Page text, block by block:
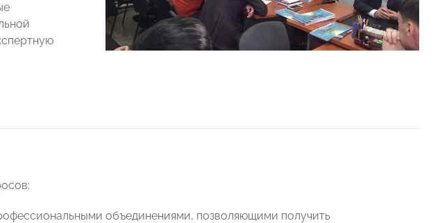
объединениями, позволяющими получить